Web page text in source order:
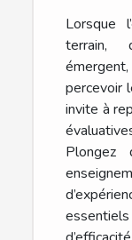
Lorsque
terrain,
percevoir
invite à
Plongez